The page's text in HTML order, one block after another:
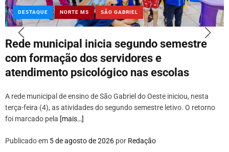
DESTAQUE NORTE MS SÃO GABRIEL
Rede municipal inicia segundo semestre
com formação dos servidores e
atendimento psicológico nas escolas
A rede municipal de ensino de São Gabriel do Oeste iniciou, nesta
terça-feira (4), as atividades do segundo semestre letivo. O retorno
foi marcado pela [mais…]
Publicado em 5 de agosto de 2026 por Redação